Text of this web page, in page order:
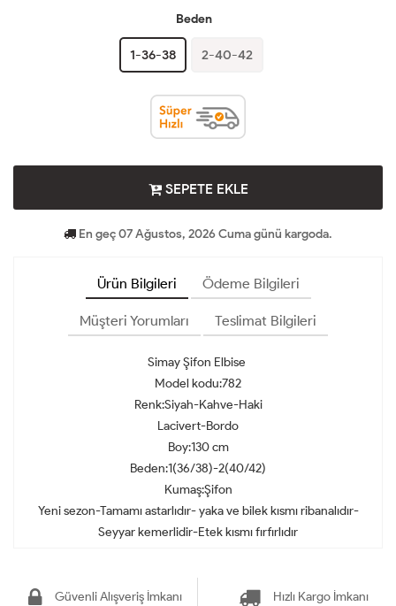
Beden
1-36-38 2-40-42
SEPETE EKLE
En geç 07 Ağustos, 2026 Cuma günü kargoda.
Ürün Bilgileri Ödeme Bilgileri
Müşteri Yorumları Teslimat Bilgileri
Simay Şifon Elbise
Model kodu:782
Renk:Siyah-Kahve-Haki
Lacivert-Bordo
Boy:130 cm
Beden:1(36/38)-2(40/42)
Kumaş:Şifon
Yeni sezon-Tamamı astarlıdır- yaka ve bilek kısmı ribanalıdır-
Seyyar kemerlidir-Etek kısmı fırfırlıdır
Güvenli Alışveriş İmkanı Hızlı Kargo İmkanı